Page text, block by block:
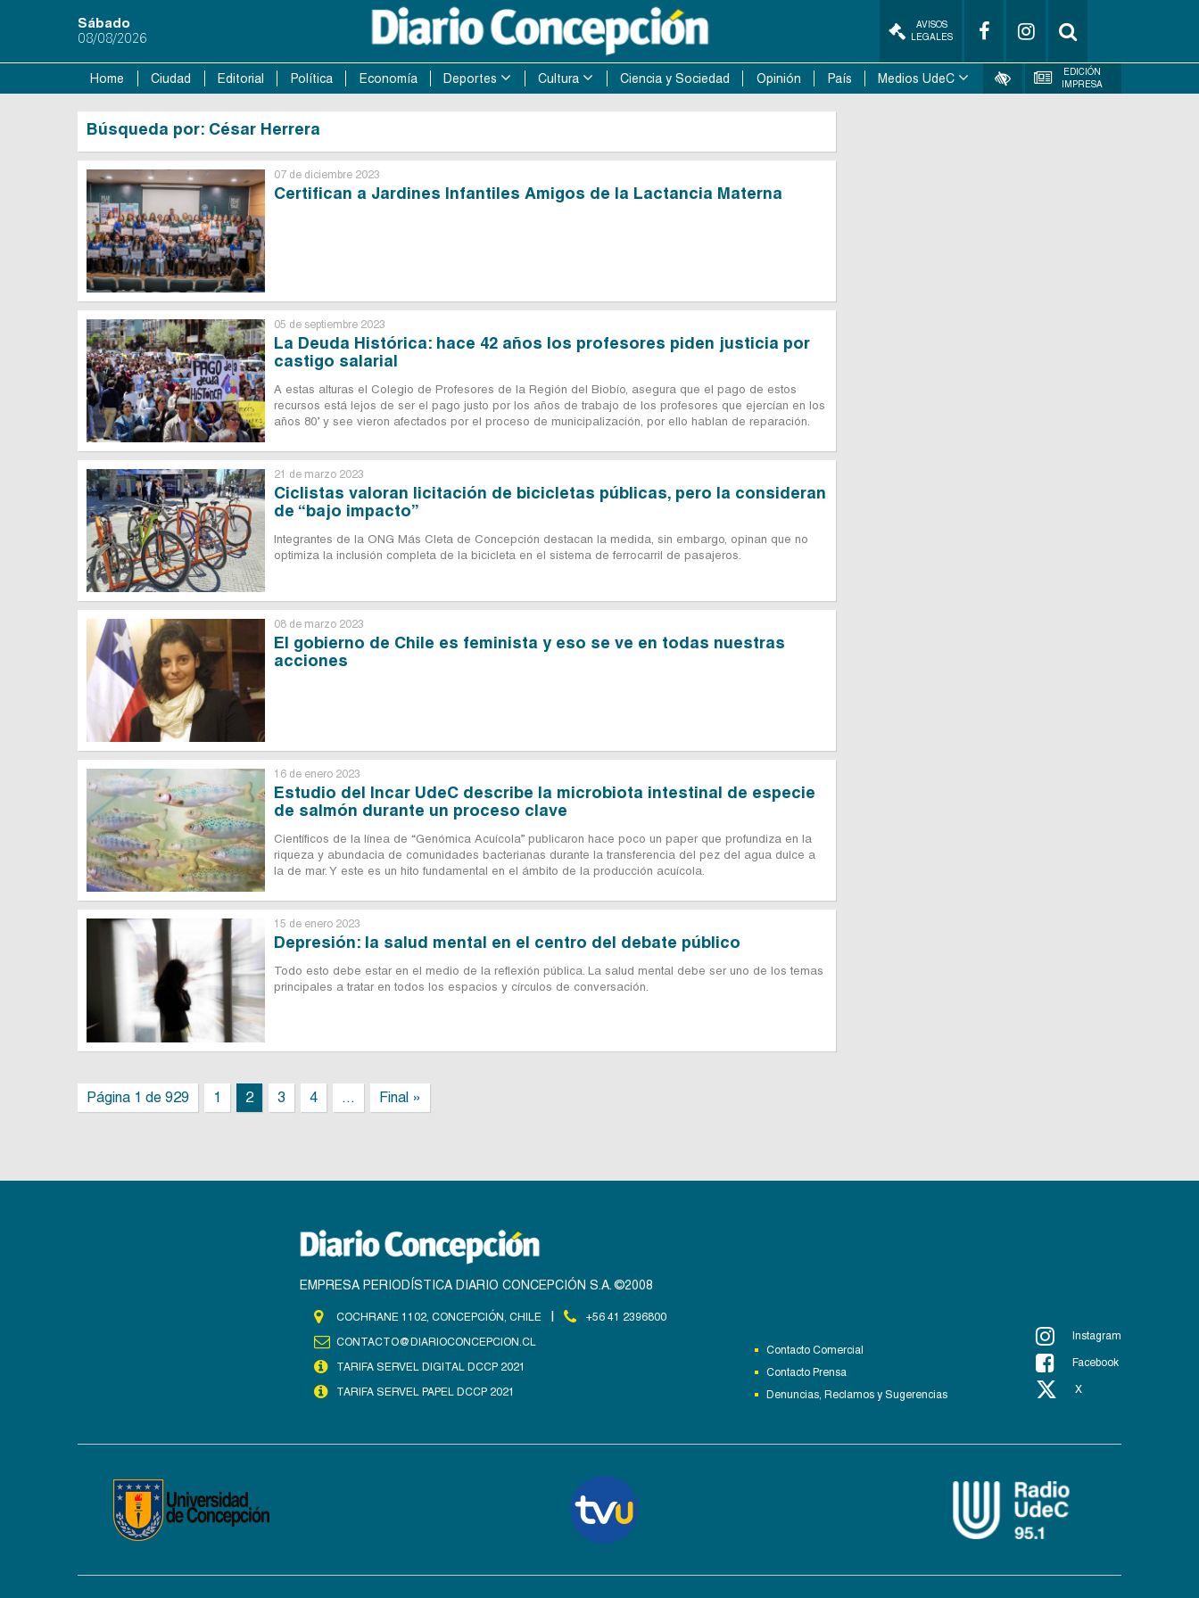
Sábado
08/08/2026
AVISOS
LEGALES
Home Ciudad Editorial Política Economía Deportes Cultura Ciencia y Sociedad Opinión País Medios UdeC
EDICIÓN
IMPRESA
Búsqueda por: César Herrera
07 de diciembre 2023
Certifican a Jardines Infantiles Amigos de la Lactancia Materna
05 de septiembre 2023
La Deuda Histórica: hace 42 años los profesores piden justicia por
castigo salarial
A estas alturas el Colegio de Profesores de la Región del Biobío, asegura que el pago de estos
recursos está lejos de ser el pago justo por los años de trabajo de los profesores que ejercían en los
años 80’ y see vieron afectados por el proceso de municipalización, por ello hablan de reparación.
21 de marzo 2023
Ciclistas valoran licitación de bicicletas públicas, pero la consideran
de “bajo impacto”
Integrantes de la ONG Más Cleta de Concepción destacan la medida, sin embargo, opinan que no
optimiza la inclusión completa de la bicicleta en el sistema de ferrocarril de pasajeros.
08 de marzo 2023
El gobierno de Chile es feminista y eso se ve en todas nuestras
acciones
16 de enero 2023
Estudio del Incar UdeC describe la microbiota intestinal de especie
de salmón durante un proceso clave
Científicos de la línea de “Genómica Acuícola” publicaron hace poco un paper que profundiza en la
riqueza y abundacia de comunidades bacterianas durante la transferencia del pez del agua dulce a
la de mar. Y este es un hito fundamental en el ámbito de la producción acuícola.
15 de enero 2023
Depresión: la salud mental en el centro del debate público
Todo esto debe estar en el medio de la reflexión pública. La salud mental debe ser uno de los temas
principales a tratar en todos los espacios y círculos de conversación.
Página 1 de 929 1 2 3 4 ... Final »
EMPRESA PERIODÍSTICA DIARIO CONCEPCIÓN S.A. ©2008
COCHRANE 1102, CONCEPCIÓN, CHILE
+56 41 2396800
CONTACTO@DIARIOCONCEPCION.CL
TARIFA SERVEL DIGITAL DCCP 2021
TARIFA SERVEL PAPEL DCCP 2021
Contacto Comercial
Contacto Prensa
Denuncias, Reclamos y Sugerencias
Instagram
Facebook
X